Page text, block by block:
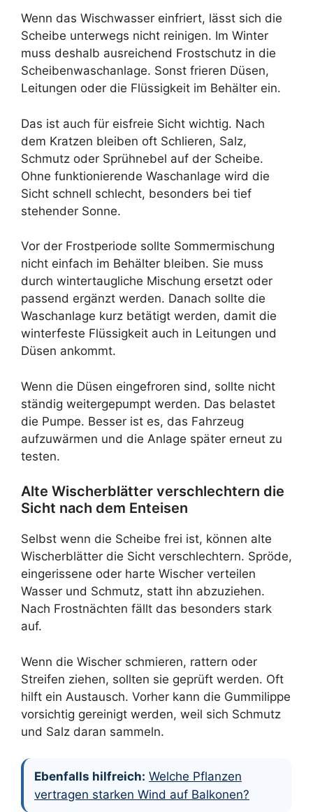
Wenn das Wischwasser einfriert, lässt sich die
Scheibe unterwegs nicht reinigen. Im Winter
muss deshalb ausreichend Frostschutz in die
Scheibenwaschanlage. Sonst frieren Düsen,
Leitungen oder die Flüssigkeit im Behälter ein.
Das ist auch für eisfreie Sicht wichtig. Nach
dem Kratzen bleiben oft Schlieren, Salz,
Schmutz oder Sprühnebel auf der Scheibe.
Ohne funktionierende Waschanlage wird die
Sicht schnell schlecht, besonders bei tief
stehender Sonne.
Vor der Frostperiode sollte Sommermischung
nicht einfach im Behälter bleiben. Sie muss
durch wintertaugliche Mischung ersetzt oder
passend ergänzt werden. Danach sollte die
Waschanlage kurz betätigt werden, damit die
winterfeste Flüssigkeit auch in Leitungen und
Düsen ankommt.
Wenn die Düsen eingefroren sind, sollte nicht
ständig weitergepumpt werden. Das belastet
die Pumpe. Besser ist es, das Fahrzeug
aufzuwärmen und die Anlage später erneut zu
testen.
Alte Wischerblätter verschlechtern die
Sicht nach dem Enteisen
Selbst wenn die Scheibe frei ist, können alte
Wischerblätter die Sicht verschlechtern. Spröde,
eingerissene oder harte Wischer verteilen
Wasser und Schmutz, statt ihn abzuziehen.
Nach Frostnächten fällt das besonders stark
auf.
Wenn die Wischer schmieren, rattern oder
Streifen ziehen, sollten sie geprüft werden. Oft
hilft ein Austausch. Vorher kann die Gummilippe
vorsichtig gereinigt werden, weil sich Schmutz
und Salz daran sammeln.
Ebenfalls hilfreich: Welche Pflanzen
vertragen starken Wind auf Balkonen?